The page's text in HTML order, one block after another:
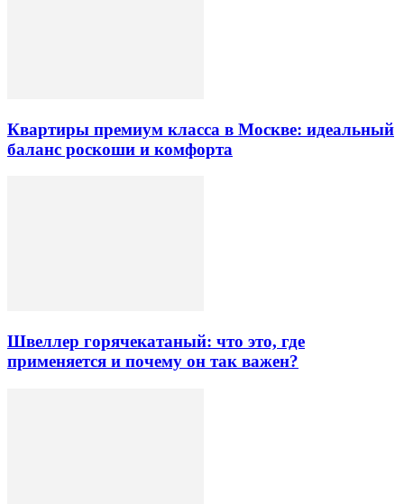
Квартиры премиум класса в Москве: идеальный
баланс роскоши и комфорта
Швеллер горячекатаный: что это, где
применяется и почему он так важен?